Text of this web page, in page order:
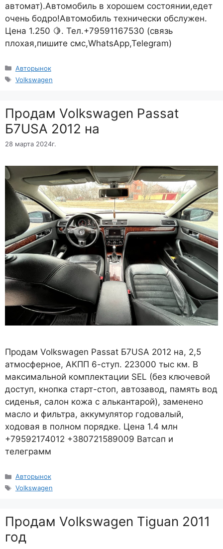
автомат).Автомобиль в хорошем состоянии,едет
очень бодро!Автомобиль технически обслужен.
Цена 1.250 🍋. Тел.+79591167530 (связь
плохая,пишите смс,WhatsApp,Telegram)
Рубрики
Авторынок
Метки
Volkswagen
Продам Volkswagen Passat
Б7USA 2012 на
28 марта 2024г.
Продам Volkswagen Passat Б7USA 2012 на, 2,5
атмосферное, АКПП 6-ступ. 223000 тыс км. В
максимальной комплектации SEL (без ключевой
доступ, кнопка старт-стоп, автозавод, память вод
сиденья, салон кожа с алькантарой), заменено
масло и фильтра, аккумулятор годовалый,
ходовая в полном порядке. Цена 1.4 млн
+79592174012 +380721589009 Ватсап и
телеграмм
Рубрики
Авторынок
Метки
Volkswagen
Продам Volkswagen Tiguan 2011
год